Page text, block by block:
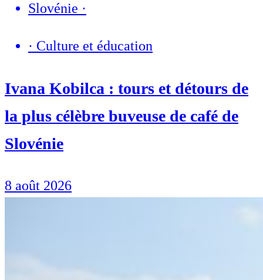
Slovénie ·
· Culture et éducation
Ivana Kobilca : tours et détours de
la plus célèbre buveuse de café de
Slovénie
8 août 2026